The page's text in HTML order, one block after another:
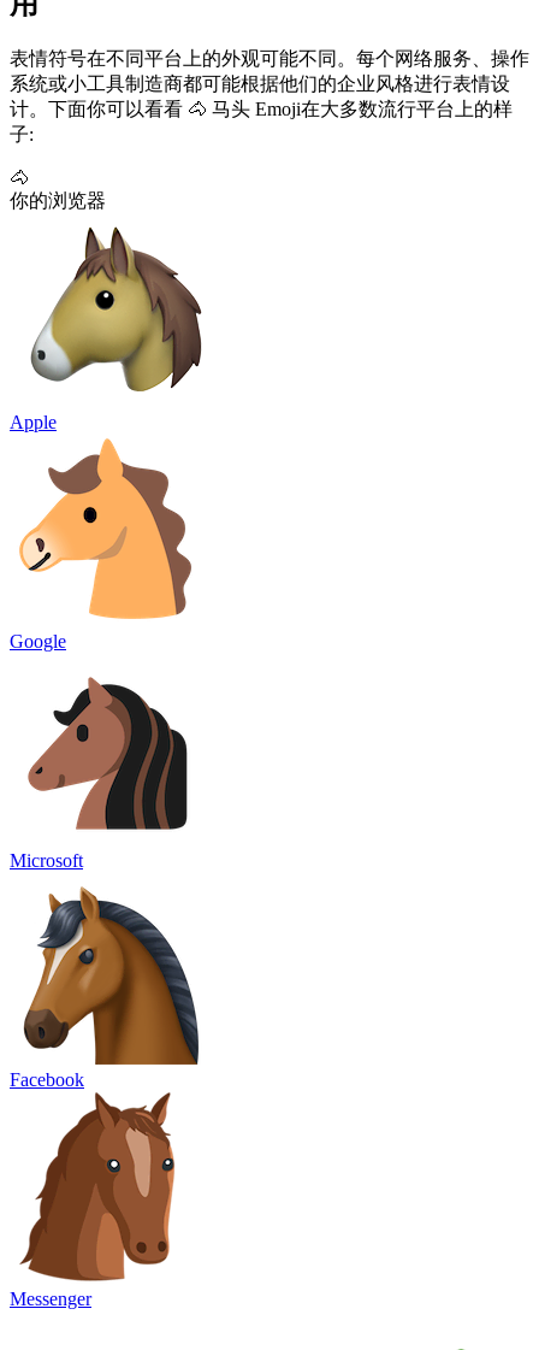
表情符号在不同平台上的外观可能不同。每个网络服务、操作
系统或小工具制造商都可能根据他们的企业风格进行表情设
计。下面你可以看看 🐴 马头 Emoji在大多数流行平台上的样
子:
🐴
你的浏览器
Apple
Google
Microsoft
Facebook
Messenger